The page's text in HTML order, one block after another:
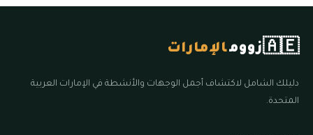
🇦🇪زوومالإمارات
دليلك الشامل لاكتشاف أجمل الوجهات والأنشطة في الإمارات العربية
المتحدة.